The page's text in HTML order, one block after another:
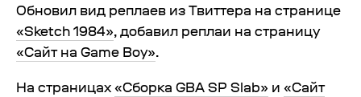
Обновил вид реплаев из Твиттера на странице
«Sketch 1984», добавил реплаи на страницу
«Сайт на Game Boy».
На страницах«Сборка GBA SP Slab» и «Сайт